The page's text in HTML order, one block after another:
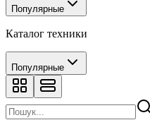
Популярные
Каталог техники
Популярные